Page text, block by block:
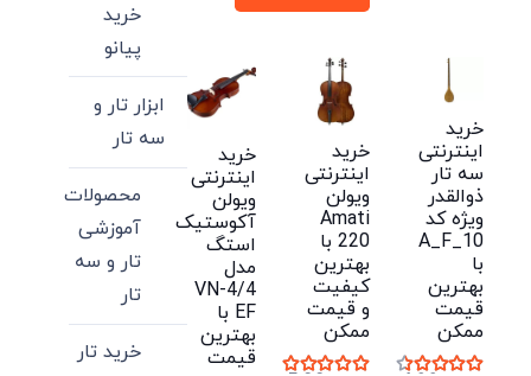
خرید
اینترنتی
سه تار
ذوالقدر
ویژه کد
A_F_10
با
بهترین
قیمت
ممکن
خرید
اینترنتی
ویولن
Amati
220 با
بهترین
کیفیت
و قیمت
ممکن
خرید
اینترنتی
ویولن
آکوستیک
استگ
مدل
VN-4/4
EF با
بهترین
قیمت
خرید
پیانو
ابزار تار و
سه تار
محصولات
آموزشی
تار و سه
تار
خرید تار